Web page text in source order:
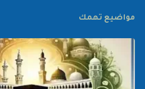
مواضيع تهمك